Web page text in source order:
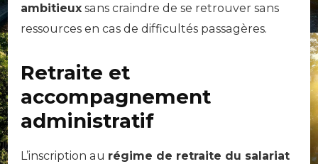
ambitieux sans craindre de se retrouver sans
ressources en cas de difficultés passagères.
Retraite et
accompagnement
administratif
L’inscription au régime de retraite du salariat